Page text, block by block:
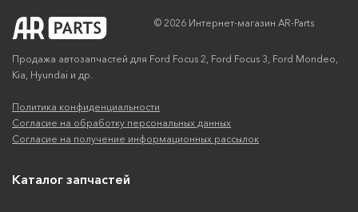
© 2026 Интернет-магазин AR-Parts
Продажа автозапчастей для Ford Focus 2, Ford Focus 3, Ford Mondeo,
Kia, Hyundai и др.
Политика конфиденциальности
Согласие на обработку персональных данных
Согласие на получение информационных рассылок
Каталог запчастей